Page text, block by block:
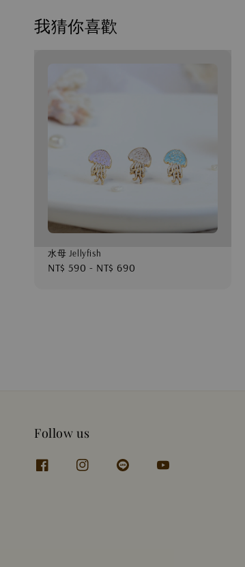
我猜你喜歡
水母 Jellyfish
Regular
NT$ 590 - NT$ 690
Follow us